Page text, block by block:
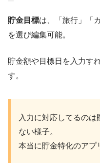
貯金目標は、「旅行」「
を選び編集可能。
貯金額や目標日を入力す
す。
入力に対応してるの
ない様子。
本当に貯金特化のアプ